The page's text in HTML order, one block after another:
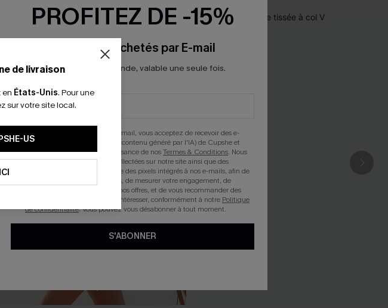
de livraison
en États-Unis. Pour une
sur votre site local.
US
PROFITEZ DE -15%
-15% dès 2 Achetés par E-mail
*Un code par commande, valable une seule fois.
En soumettant votre adresse e-mail, vous acceptez de recevoir des e-
mails marketing (y compris du contenu généré par l'IA) de Cupshe et
reconnaissez avoir pris connaissance de nosTermes & Conditions. Nous
pouvons utiliser les données collectées sur notre site ainsi que des
technologies de suivi, telles que des pixels intégrés à nos e-mails, afin de
savoir si ceux-ci ont été ouverts, de mesurer votre engagement, de
personnaliser nos contenus et nos offres, et de vous recommander des
produits susceptibles de vous intéresser, conformément à notre Politique
de confidentialité. Vous pouvez vous désabonner à tout moment.
S'ABONNER